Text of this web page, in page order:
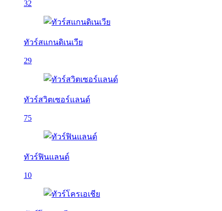
32
ทัวร์สแกนดิเนเวีย
29
ทัวร์สวิตเซอร์แลนด์
75
ทัวร์ฟินแลนด์
10